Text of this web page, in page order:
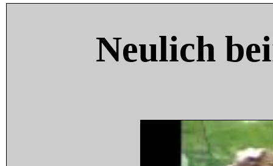
Neulich